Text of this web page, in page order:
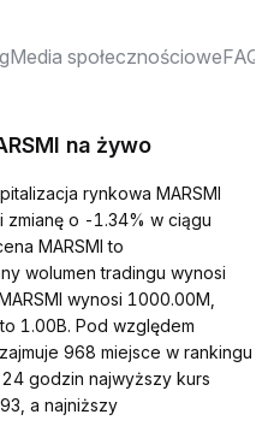
Media społecznościoweFAQ
na żywo
rynkowa MARSMI
zmianę o -1.34% w ciągu
MARSMI to
wolumen tradingu wynosi
wynosi 1000.00M,
1.00B. Pod względem
968 miejsce w rankingu
godzin najwyższy kurs
a najniższy